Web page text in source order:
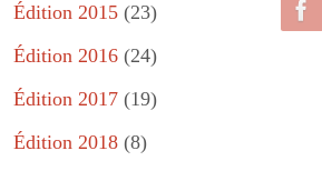
Édition 2015 (23)
Édition 2016 (24)
Édition 2017 (19)
Édition 2018 (8)